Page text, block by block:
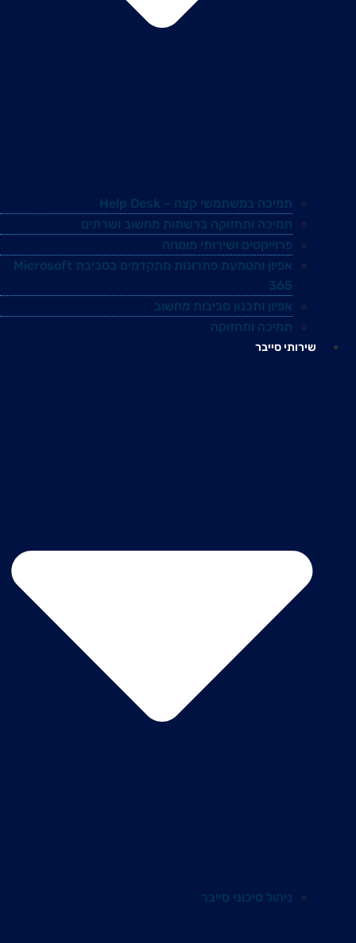
תמיכה במשתמשי קצה – Help Desk
תמיכה ותחזוקה ברשתות מחשוב ושרתים
פרוייקטים ושירותי מומחה
אפיון והטמעת פתרונות מתקדמים בסביבת Microsoft
365
אפיון ותכנון סביבות מחשוב
תמיכה ותחזוקה
שירותי סייבר
ניהול סיכוני סייבר